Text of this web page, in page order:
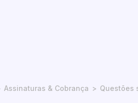
Assinaturas & Cobrança Questões